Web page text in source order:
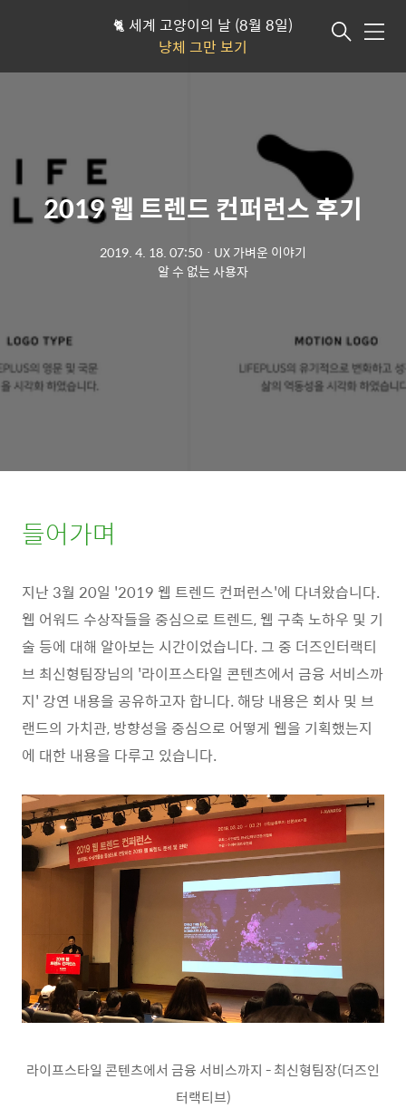
🐈 세계 고양이의 날 (8월 8일)
냥체 그만 보기
메뉴
2019 웹 트렌드 컨퍼런스 후기
2019. 4. 18. 07:50 ㆍ UX 가벼운 이야기
알 수 없는 사용자
들어가며
지난 3월 20일 '2019 웹 트렌드 컨퍼런스'에 다녀왔습니다.
웹 어워드 수상작들을 중심으로 트렌드, 웹 구축 노하우 및 기
술 등에 대해 알아보는 시간이었습니다. 그 중 더즈인터랙티
브 최신형팀장님의 '라이프스타일 콘텐츠에서 금융 서비스까
지' 강연 내용을 공유하고자 합니다. 해당 내용은 회사 및 브
랜드의 가치관, 방향성을 중심으로 어떻게 웹을 기획했는지
에 대한 내용을 다루고 있습니다.
라이프스타일 콘텐츠에서 금융 서비스까지 - 최신형팀장(더즈인
터랙티브)